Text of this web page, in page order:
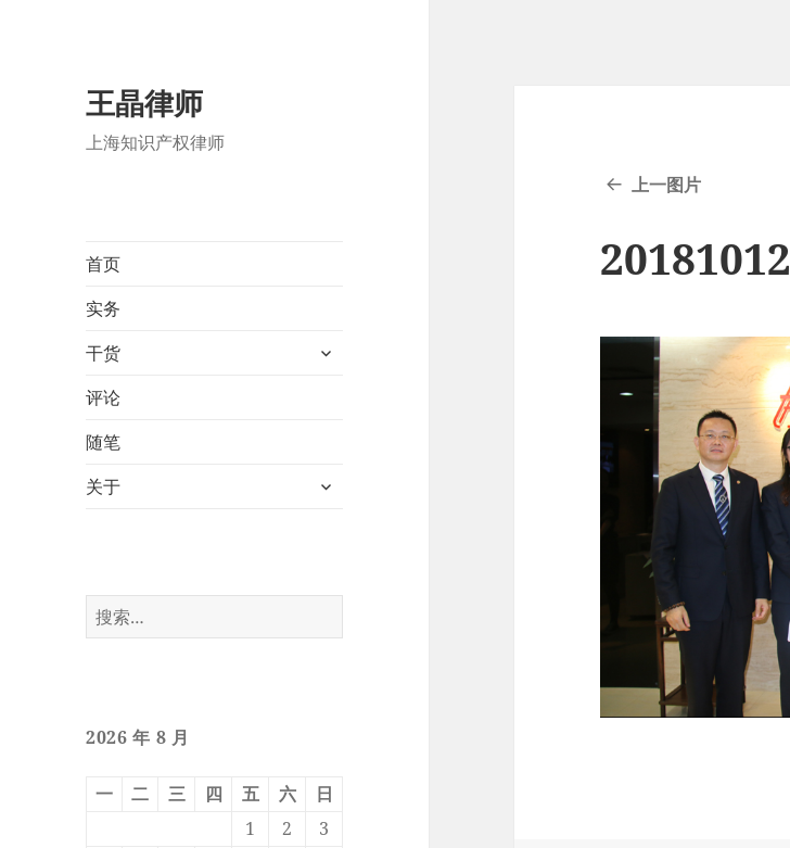
王晶律师
上海知识产权律师
首页
实务
干货
展
评论
随笔
关于
展
搜
索：
2026 年 8 月
一 二 三 四 五 六
日
1
2
3
上一图片
20181012